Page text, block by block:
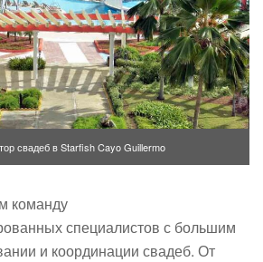
свадеб в Starfish Cayo Guillermo
команду
специалистов с большим
и координации свадеб. От